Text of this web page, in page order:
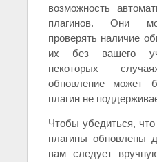
возможность
плагинов. Они
проверять наличие
их без вашего
некоторых
обновление может
плагин не
Чтобы убедиться,
плагины обновлены
вам следует